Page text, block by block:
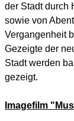
der Stadt durch
sowie von
Vergangenheit
Gezeigte der
Stadt werden
gezeigt.
Imagefilm